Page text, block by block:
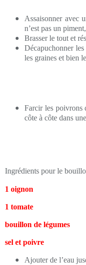
Assaisonner avec
n’est pas un
Brasser le tout et
Décapuchonner
les graines et bien
Farcir les poivrons
côte à côte dans
Ingrédients pour le
1 oignon
1 tomate
bouillon de légumes
sel et poivre
Ajouter de l’eau